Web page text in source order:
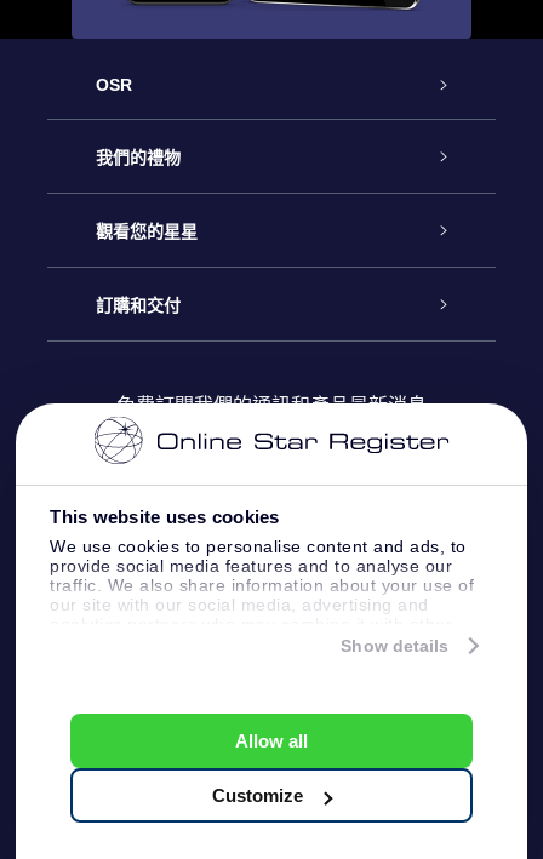
This website uses cookies
We use cookies to personalise content and ads, to
provide social media features and to analyse our
traffic. We also share information about your use of
our site with our social media, advertising and
information that you’ve provided to them or that
Show details
Allow all
Customize
OSR
客戶服務
聯繫我們
博客
評論
我們的禮物
Online Star禮物
OSR禮物包
OSR 禮物卡
公司禮品
觀看您的星星
星星注册
個性化的Star Page
One Million Stars
OSR Starsaver
訂購和交付
付款資訊
配送信息
退貨政策
免費訂閱我們的通訊和產品最新消息
客戶服務:help@osr.org
KVK: 60333553, VAT: NL 8538.62.722B01
One Million Stars
一般條款和條件
隱私政策和免責聲明